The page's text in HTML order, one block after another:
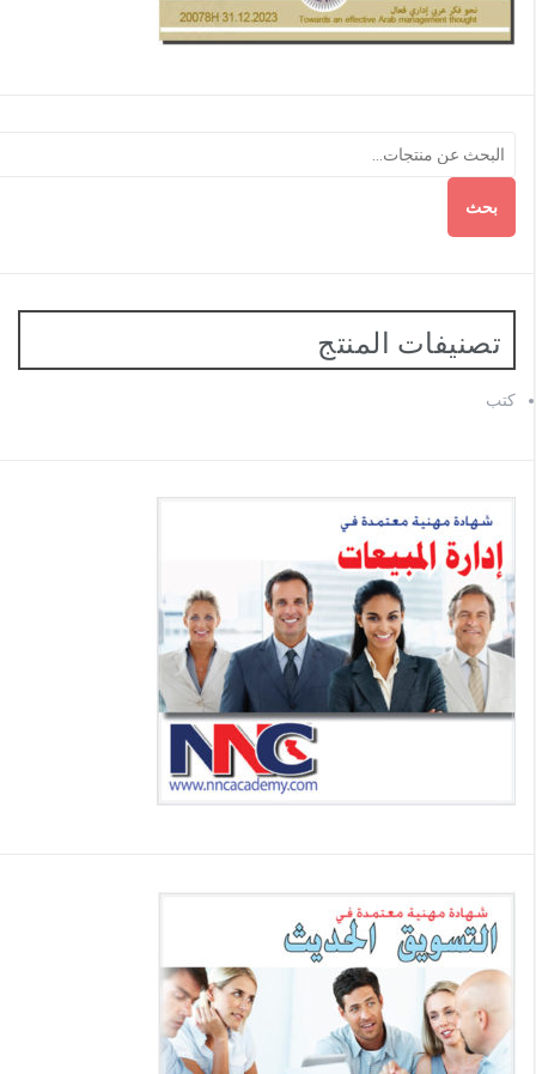
بحث
تصنيفات المنتج
كتب